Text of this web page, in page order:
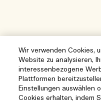
Wir verwenden Cookies,
Website zu analysieren,
interessenbezogene
Plattformen
Einstellungen auswählen
Cookies erhalten, indem